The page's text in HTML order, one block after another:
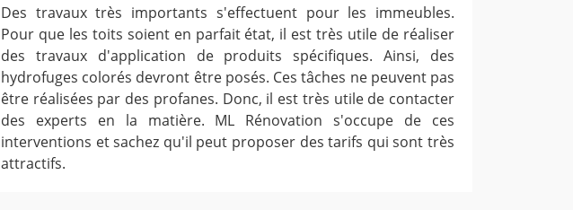
Des travaux très importants s'effectuent pour les immeubles.
Pour que les toits soient en parfait état, il est très utile de réaliser
des travaux d'application de produits spécifiques. Ainsi, des
hydrofuges colorés devront être posés. Ces tâches ne peuvent pas
être réalisées par des profanes. Donc, il est très utile de contacter
des experts en la matière. ML Rénovation s'occupe de ces
interventions et sachez qu'il peut proposer des tarifs qui sont très
attractifs.